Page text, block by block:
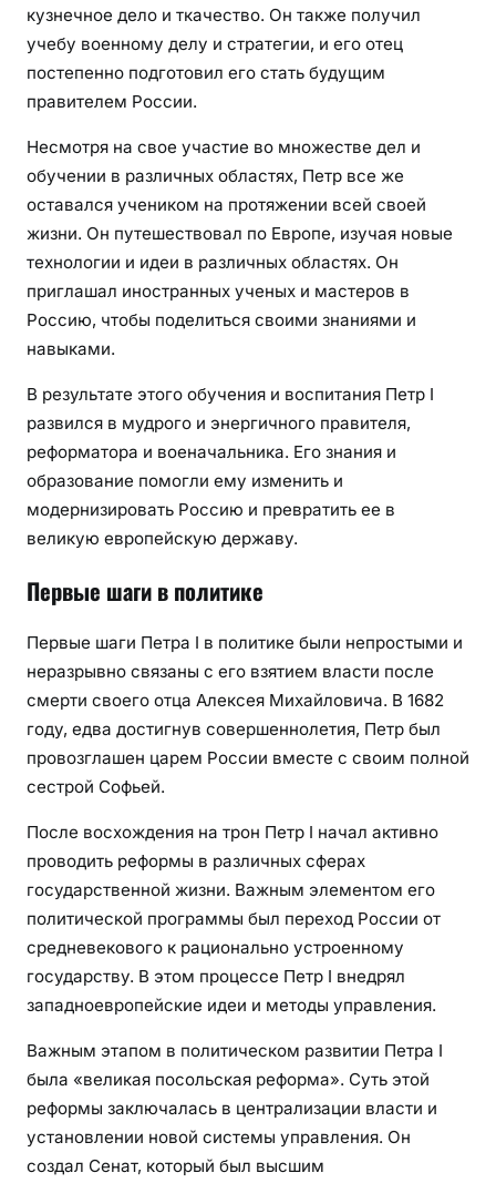
кузнечное дело и ткачество. Он также получил
учебу военному делу и стратегии, и его отец
постепенно подготовил его стать будущим
правителем России.
Несмотря на свое участие во множестве дел и
обучении в различных областях, Петр все же
оставался учеником на протяжении всей своей
жизни. Он путешествовал по Европе, изучая новые
технологии и идеи в различных областях. Он
приглашал иностранных ученых и мастеров в
Россию, чтобы поделиться своими знаниями и
навыками.
В результате этого обучения и воспитания Петр I
развился в мудрого и энергичного правителя,
реформатора и военачальника. Его знания и
образование помогли ему изменить и
модернизировать Россию и превратить ее в
великую европейскую державу.
Первые шаги в политике
Первые шаги Петра I в политике были непростыми и
неразрывно связаны с его взятием власти после
смерти своего отца Алексея Михайловича. В 1682
году, едва достигнув совершеннолетия, Петр был
провозглашен царем России вместе с своим полной
сестрой Софьей.
После восхождения на трон Петр I начал активно
проводить реформы в различных сферах
государственной жизни. Важным элементом его
политической программы был переход России от
средневекового к рационально устроенному
государству. В этом процессе Петр I внедрял
западноевропейские идеи и методы управления.
Важным этапом в политическом развитии Петра I
была «великая посольская реформа». Суть этой
реформы заключалась в централизации власти и
установлении новой системы управления. Он
создал Сенат, который был высшим